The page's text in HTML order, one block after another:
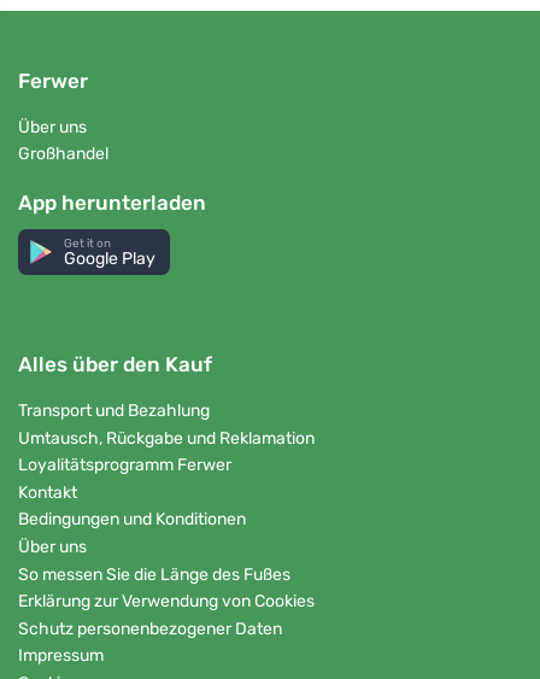
Ferwer
Über uns
Großhandel
App herunterladen
Get it on
Google Play
Alles über den Kauf
Transport und Bezahlung
Umtausch, Rückgabe und Reklamation
Loyalitätsprogramm Ferwer
Kontakt
Bedingungen und Konditionen
Über uns
So messen Sie die Länge des Fußes
Erklärung zur Verwendung von Cookies
Schutz personenbezogener Daten
Impressum